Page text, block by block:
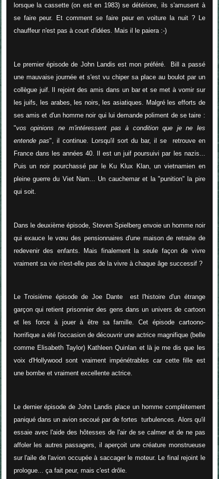
lorsque la cassette (on est en 1983) se détériore, ils s'amusent à
se faire peur. Et comment se faire peur en voiture la nuit ? Le
chauffeur n'est pas à court d'idées. Mais il le paiera :-)
Le premier épisode de John Landis est mon préféré. Bill a passé
une mauvaise journée et s'est vu chiper sa place au boulot par un
collègue juif. Il rejoint des amis dans un bar et se met à vomir sur
les juifs, les arabes, les noirs, les asiatiques. Malgré les efforts de
ses amis et d'un homme noir qui lui demande poliment de se taire :
"vos opinions ne m'intéressent pas à condition que je ne les
entende pas", il continue. Lorsqu'il sort du bar, il se retrouve en
France dans les années 40. Il est un juif poursuivi par les nazis...
Puis un noir pourchassé par le Ku Klux Klan, un vietnamien en
pleine guerre du Viet Nam... Un cauchemar et la "punition" la pire
qui soit.
Dans le deuxième épisode, Steven Spielberg envoie un homme noir
qui exauce le vœu des pensionnaires d'une maison de retraite de
redevenir des enfants. Mais finalement la seule façon de vivre
vraiment sa vie n'est-elle pas de la vivre à chaque âge successif ?
Le Troisième épisode de Joe Dante est l'histoire d'un étrange
garçon qui retient prisonnier des gens dans un univers de cartoon
et les force à jouer à être sa famille. Cet épisode cartoono-
horrifique a été l'occasion de découvrir une actrice magnifique (belle
comme Elisabeth Taylor) Kathleen Quinlan et là je me dis que les
voix d'Hollywood sont vraiment impénétrables car cette fille est
une bombe et vraiment excellente actrice.
Le dernier épisode de John Landis place un homme complètement
paniqué dans un avion secoué par de fortes turbulences. Alors qu'il
essaie avec l'aide des hôtesses de l'air de se calmer et de ne pas
affoler les autres passagers, il aperçoit une créature monstrueuse
sur l'aile de l'avion occupée à saccager le moteur. Le final rejoint le
prologue... ça fait peur, mais c'est drôle.